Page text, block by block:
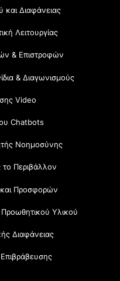
και Διαφάνειας
Λειτουργίας
& Επιστροφών
& Διαγωνισμούς
Video
Chatbots
Νοημοσύνης
το Περιβάλλον
Προσφορών
Υλικού
Διαφάνειας